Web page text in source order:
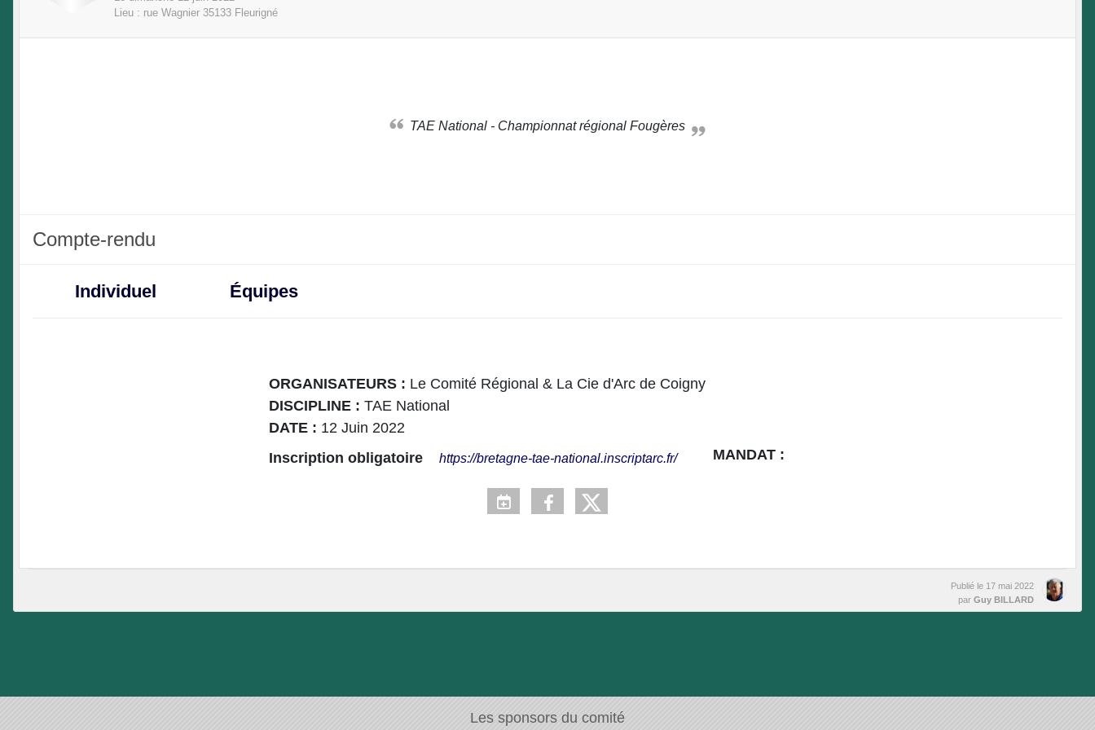
Lieu : rue Wagnier 35133 Fleurigné
TAE National - Championnat régional Fougères
Compte-rendu
Individuel Équipes
ORGANISATEURS : Le Comité Régional & La Cie d'Arc de Coigny
DISCIPLINE : TAE National
DATE : 12 Juin 2022
Inscription obligatoire https://bretagne-tae-national.inscriptarc.fr/ MANDAT :
Publié le 17 mai 2022
par Guy BILLARD
Les sponsors du comité